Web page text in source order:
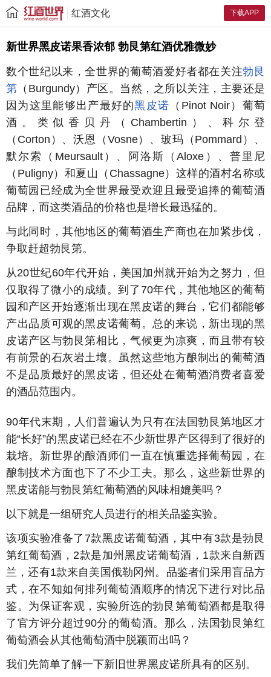
下载APP
红酒文化
新世界黑皮诺果香浓郁 勃艮第红酒优雅微妙
数个世纪以来，全世界的葡萄酒爱好者都在关注勃艮
第 （Burgundy）产区。当然，之所以关注，主要还是
因为这里能够出产最好的黑皮诺 （Pinot Noir）葡萄
酒。类似香贝丹（Chambertin）、科尔登
（Corton）、沃恩（Vosne）、玻玛（Pommard）、
默尔索（Meursault）、阿洛斯（Aloxe）、普里尼
（Puligny）和夏山（Chassagne）这样的酒村名称或
葡萄园已经成为全世界最受欢迎且最受追捧的葡萄酒
品牌，而这类酒品的价格也是增长最迅猛的。
与此同时，其他地区的葡萄酒生产商也在加紧步伐，
争取赶超勃艮第。
从20世纪60年代开始，美国加州就开始为之努力，但
仅取得了微小的成绩。到了70年代，其他地区的葡萄
园和产区开始逐渐出现在黑皮诺的舞台，它们都能够
产出品质可观的黑皮诺葡萄。总的来说，新出现的黑
皮诺产区与勃艮第相比，气候更为凉爽，而且带有较
有前景的石灰岩土壤。虽然这些地方酿制出的葡萄酒
不是品质最好的黑皮诺，但还处在葡萄酒消费者喜爱
的酒品范围内。
90年代末期，人们普遍认为只有在法国勃艮第地区才
能“长好”的黑皮诺已经在不少新世界产区得到了很好的
栽培。新世界的酿酒师们一直在慎重选择葡萄园，在
酿制技术方面也下了不少工夫。那么，这些新世界的
黑皮诺能与勃艮第红葡萄酒的风味相媲美吗？
以下就是一组研究人员进行的相关品鉴实验。
该项实验准备了7款黑皮诺葡萄酒，其中有3款是勃艮
第红葡萄酒，2款是加州黑皮诺葡萄酒，1款来自新西
兰，还有1款来自美国俄勒冈州。品鉴者们采用盲品方
式，在不知如何排列葡萄酒顺序的情况下进行对比品
鉴。为保证客观，实验所选的勃艮第葡萄酒都是取得
了官方评分超过90分的葡萄酒。那么，法国勃艮第红
葡萄酒会从其他葡萄酒中脱颖而出吗？
我们先简单了解一下新旧世界黑皮诺所具有的区别。